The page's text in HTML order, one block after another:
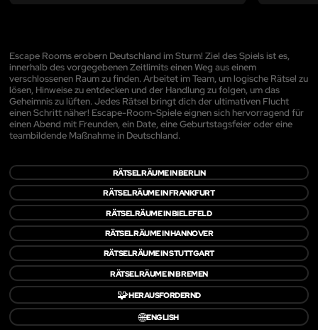
Escape Rooms erobern Deutschland im Sturm! Ziel des Spiels ist es,
innerhalb des vorgegebenen Zeitlimits einen Weg aus einem
verschlossenen Raum zu finden. Arbeitet im Team, um logische Rätsel zu
lösen, Hinweise zu entdecken und der Handlung zu folgen, um das
Geheimnis zu lüften. Jedes Rätsel bringt dich der ultimativen Flucht
einen Schritt näher! Escape-Room-Spiele eignen sich hervorragend für
einen Abend mit Freunden, ein Date, eine Geburtstagsfeier oder eine
teambildende Maßnahme in Deutschland.
RÄTSELRÄUME IN BERLIN
RÄTSELRÄUME IN FRANKFURT
RÄTSELRÄUME IN BIELEFELD
RÄTSELRÄUME IN HANNOVER
RÄTSELRÄUME IN STUTTGART
RÄTSELRÄUME IN BREMEN
🧩HERAUSFORDERND
🌐ENGLISH